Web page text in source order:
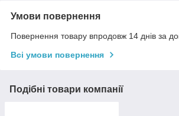
Умови повернення
Повернення товару впродовж 14 днів за
Всі умови повернення
Подібні товари компанії